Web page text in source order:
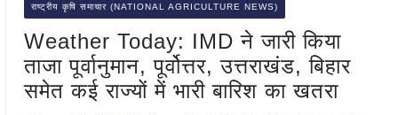
राष्ट्रीय कृषि समाचार (NATIONAL AGRICULTURE NEWS)
Weather Today: IMD ने जारी किया
ताजा पूर्वानुमान, पूर्वोत्तर, उत्तराखंड, बिहार
समेत कई राज्यों में भारी बारिश का खतरा